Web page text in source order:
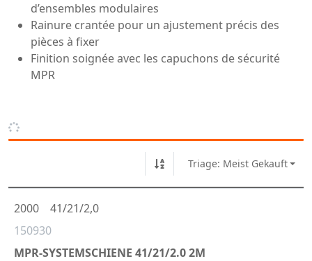
d’ensembles modulaires
Rainure crantée pour un ajustement précis des
pièces à fixer
Finition soignée avec les capuchons de sécurité
MPR
Triage: Meist Gekauft
150930
MPR-SYSTEMSCHIENE 41/21/2.0 2M
2000 41/21/2,0